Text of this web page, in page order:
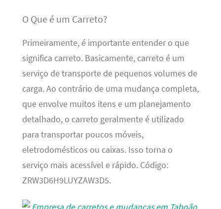
O Que é um Carreto?
Primeiramente, é importante entender o que
significa carreto. Basicamente, carreto é um
serviço de transporte de pequenos volumes de
carga. Ao contrário de uma mudança completa,
que envolve muitos itens e um planejamento
detalhado, o carreto geralmente é utilizado
para transportar poucos móveis,
eletrodomésticos ou caixas. Isso torna o
serviço mais acessível e rápido. Código:
ZRW3D6H9LUYZAW3D5.